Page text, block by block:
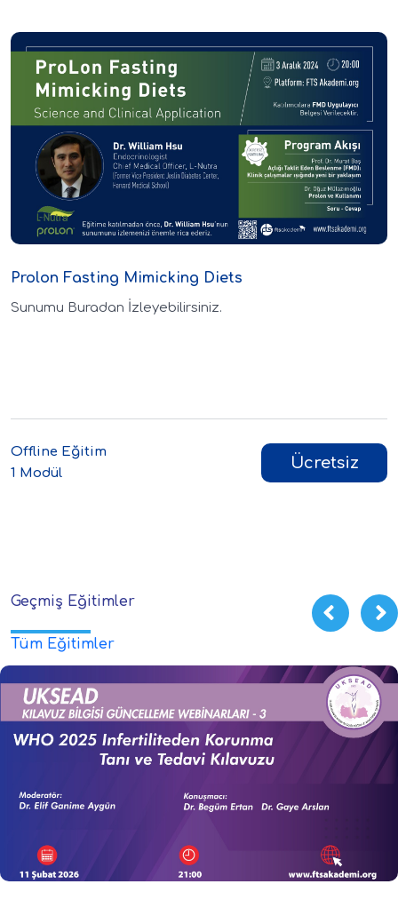
Prolon Fasting Mimicking Diets
Sunumu Buradan İzleyebilirsiniz.
Offline Eğitim
1 Modül
Ücretsiz
Geçmiş Eğitimler
Tüm Eğitimler